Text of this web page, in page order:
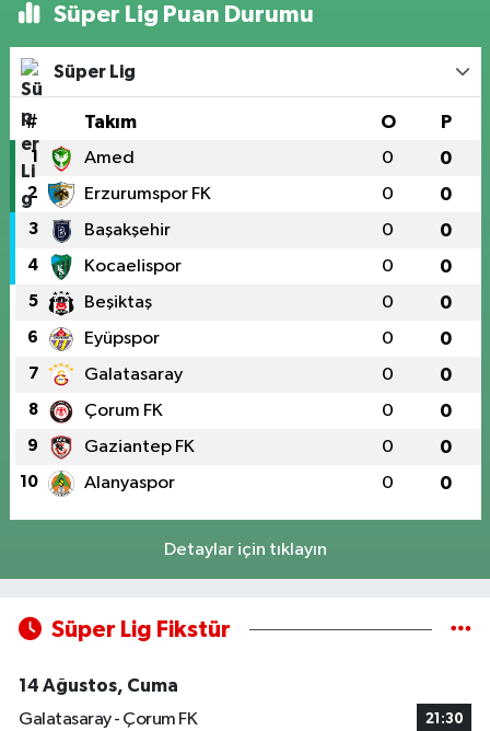
Süper Lig Puan Durumu
Süper Lig
# Takım O P
1 Amed 0 0
2 Erzurumspor FK 0 0
3 Başakşehir 0 0
4 Kocaelispor 0 0
5 Beşiktaş 0 0
6 Eyüpspor 0 0
7 Galatasaray 0 0
8 Çorum FK 0 0
9 Gaziantep FK 0 0
10 Alanyaspor 0 0
Detaylar için tıklayın
Süper Lig Fikstür
14 Ağustos, Cuma
Galatasaray - Çorum FK
21:30